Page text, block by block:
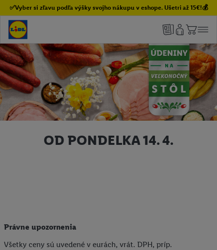
✅Vyber si zľavu podľa výšky svojho nákupu v eshope. Ušetri až 15€!💰
OD PONDELKA 14. 4.
Právne upozornenia
Všetky ceny sú uvedené v eurách, vrát. DPH, príp.